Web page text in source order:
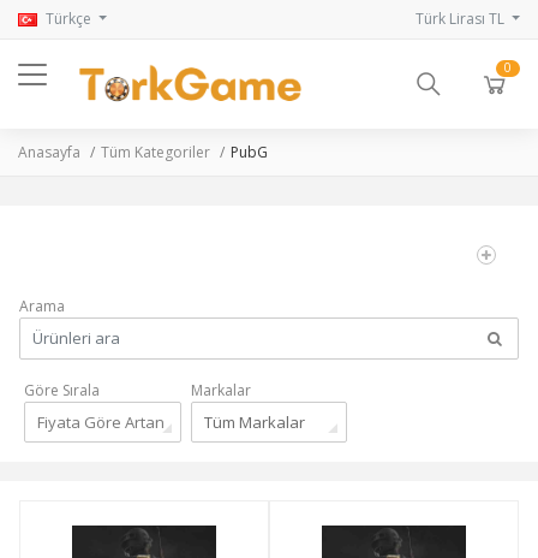
Türkçe Türk Lirası TL
0
Anasayfa Tüm Kategoriler PubG
Arama
Göre Sırala
Fiyata Göre Artan
Markalar
Tüm Markalar